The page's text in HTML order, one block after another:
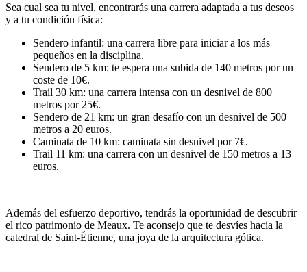
Sea cual sea tu nivel, encontrarás una carrera adaptada a tus deseos
y a tu condición física:
Sendero infantil: una carrera libre para iniciar a los más
pequeños en la disciplina.
Sendero de 5 km: te espera una subida de 140 metros por un
coste de 10€.
Trail 30 km: una carrera intensa con un desnivel de 800
metros por 25€.
Sendero de 21 km: un gran desafío con un desnivel de 500
metros a 20 euros.
Caminata de 10 km: caminata sin desnivel por 7€.
Trail 11 km: una carrera con un desnivel de 150 metros a 13
euros.
Además del esfuerzo deportivo, tendrás la oportunidad de descubrir
el rico patrimonio de Meaux. Te aconsejo que te desvíes hacia la
catedral de Saint-Étienne, una joya de la arquitectura gótica.